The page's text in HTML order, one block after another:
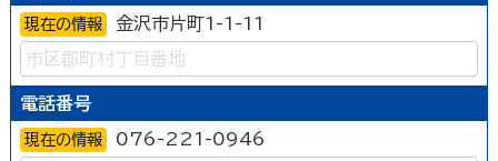
現在の情報 金沢市片町1-1-11
電話番号
現在の情報 076-221-0946